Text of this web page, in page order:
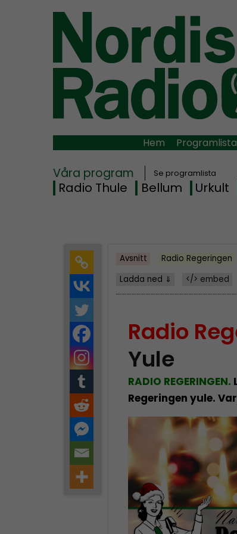
Hem Programlista
Våra program Se programlista
Radio Thule Bellum Urkult
Avsnitt Radio Regeringen
Ladda ned ⇓
</> embed
Radio
Yule
RADIO REGERINGEN.
Regeringen yule.